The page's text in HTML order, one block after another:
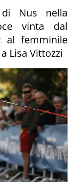
Nus nella
vinta dal
al femminile
Lisa Vittozzi